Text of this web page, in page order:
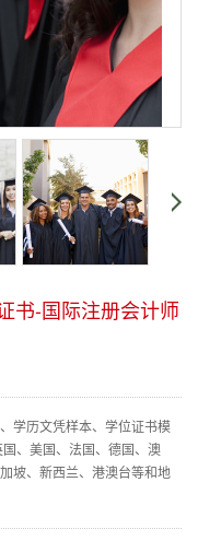
书-国际注册会计师
学历文凭样本、学位证书模
、美国、法国、德国、澳
坡、新西兰、港澳台等和地